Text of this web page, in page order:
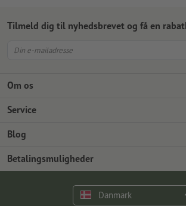
Om os
Virksomhed
Miljøbeskyttelse
Service
Betalingsmuligheder
Forsendelse
Premiumprogram
Blog
Photoshop-vejledninger
Gratis skrifttyper & fonte
Betalingsmuligheder
Tilmeld dig til nyhedsbrevet og få en
Danmark